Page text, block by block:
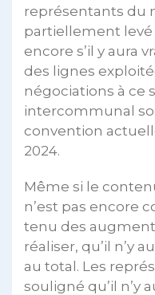
représentants du
partiellement levé
encore s’il y aura
des lignes
négociations à ce
intercommunal
convention
2024.
Même si le
n’est pas encore
tenu des
réaliser, qu’il n’y
au total. Les
souligné qu’il n’y